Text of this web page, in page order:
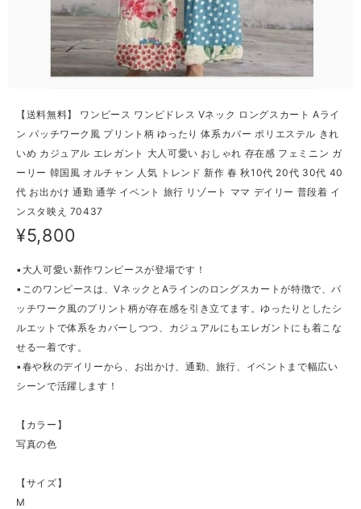
【送料無料】 ワンピース ワンピドレス Vネック ロングスカート Aライ
ン パッチワーク風 プリント柄 ゆったり 体系カバー ポリエステル きれ
いめ カジュアル エレガント 大人可愛い おしゃれ 存在感 フェミニン ガ
ーリー 韓国風 オルチャン 人気 トレンド 新作 春 秋10代 20代 30代 40
代 お出かけ 通勤 通学 イベント 旅行 リゾート ママ デイリー 普段着 イ
ンスタ映え 70437
¥5,800
▪大人可愛い新作ワンピースが登場です！
▪このワンピースは、VネックとAラインのロングスカートが特徴で、パ
ッチワーク風のプリント柄が存在感を引き立てます。ゆったりとしたシ
ルエットで体系をカバーしつつ、カジュアルにもエレガントにも着こな
せる一着です。
▪春や秋のデイリーから、お出かけ、通勤、旅行、イベントまで幅広い
シーンで活躍します！
【カラー】
写真の色
【サイズ】
M